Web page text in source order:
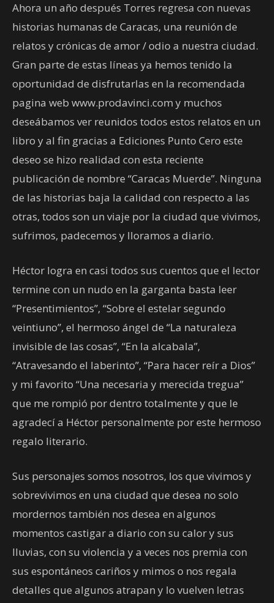
Ahora un año después Torres regresa con nuevas
historias humanas de Caracas, una reunión de
relatos y crónicas de amor / odio a nuestra ciudad.
Gran parte de estas líneas ya hemos tenido la
oportunidad de disfrutarlas en la recomendada
pagina web www.prodavinci.com y muchos
deseábamos ver reunidos todos estos relatos en un
libro y al fin gracias a Ediciones Punto Cero este
deseo se hizo realidad con esta reciente
publicación de nombre “Caracas Muerde”. Ninguna
de las historias baja la calidad con respecto a las
otras, todos son un viaje por la ciudad que vivimos,
sufrimos, padecemos y lloramos a diario.
Héctor logra en casi todos sus cuentos que el lector
termine con un nudo en la garganta basta leer
“Presentimientos”, “Sobre el estelar segundo
veintiuno”, el hermoso ángel de “La naturaleza
invisible de las cosas”, “En la alcabala”,
“Atravesando el laberinto”, “Para hacer reír a Dios”
y mi favorito “Una necesaria y merecida tregua”
que me rompió por dentro totalmente y que le
agradecí a Héctor personalmente por este hermoso
regalo literario.
Sus personajes somos nosotros, los que vivimos y
sobrevivimos en una ciudad que desea no solo
mordernos también nos desea en algunos
momentos castigar a diario con su calor y sus
lluvias, con su violencia y a veces nos premia con
sus espontáneos cariños y mimos o nos regala
detalles que algunos atrapan y lo vuelven letras